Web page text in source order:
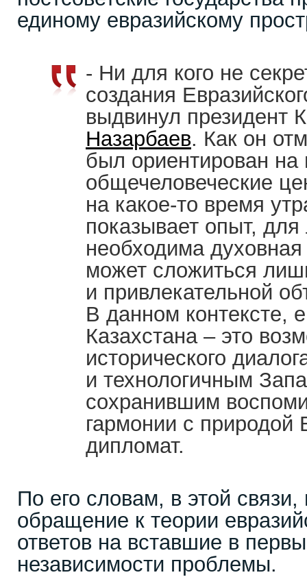
единому евразийскому
- Ни для кого не
создания
выдвинул президент
Назарбаев. Как он
был ориентирован на
общечеловеческие
на какое-то время
показывает опыт,
необходима
может сложиться
и привлекательной
В данном контексте,
Казахстана – это
исторического
и технологичным
сохранившим
гармонии с природой
дипломат.
По его словам, в этой
обращение к теории
ответов на вставшие в
независимости проблемы.